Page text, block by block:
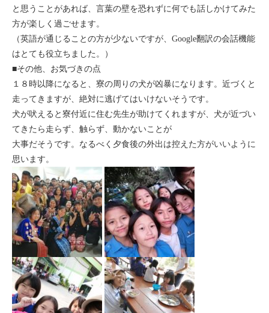
と思うことがあれば、言葉の壁を恐れずに何でも話しかけてみた
方が楽しく過ごせます。
（英語が通じることの方が少ないですが、Google翻訳の会話機能
はとても役立ちました。）
■その他、お気づきの点
１８時以降になると、寮の周りの犬が凶暴になります。近づくと
走ってきますが、絶対に逃げてはいけないそうです。
犬が吠えると寮付近に住む先生が助けてくれますが、犬が近づい
てきたら走らず、触らず、動かないことが
大事だそうです。なるべく夕食後の外出は控えた方がいいように
思います。